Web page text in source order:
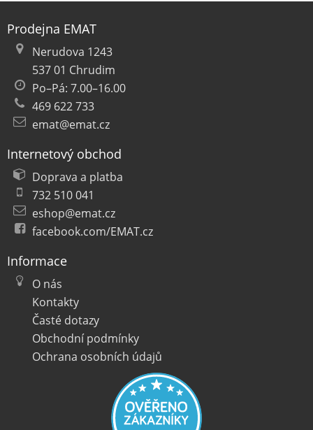
Prodejna EMAT
Nerudova 1243
537 01 Chrudim
Po–Pá: 7.00–16.00
469 622 733
emat@emat.cz
Internetový obchod
Doprava a platba
732 510 041
eshop@emat.cz
facebook.com/EMAT.cz
Informace
O nás
Kontakty
Časté dotazy
Obchodní podmínky
Ochrana osobních údajů